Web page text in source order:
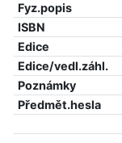
Fyz.popis
ISBN
Edice
Edice/vedl.záhl.
Poznámky
Předmět.hesla